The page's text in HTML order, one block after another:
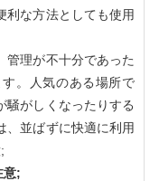
利な方法としても使用
管理が不十分であった
。人気のある場所で
騒がしくなったりする
、並ばずに快適に利用
意;